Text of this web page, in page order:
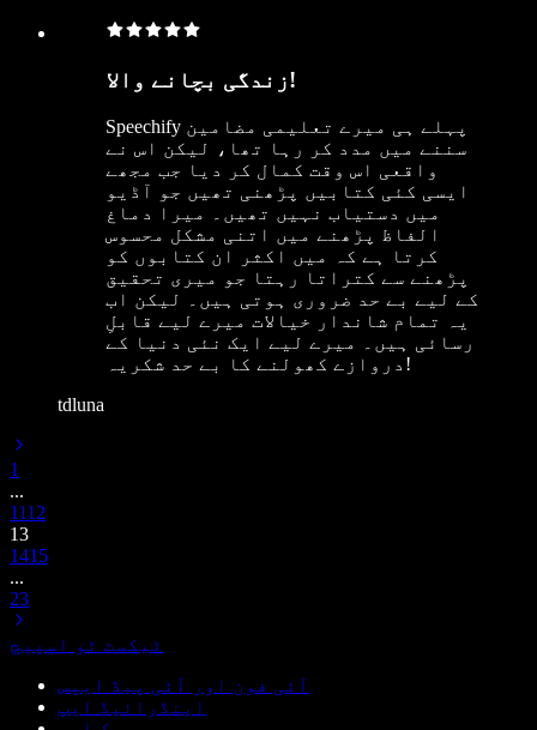
زندگی بچانے والا!
Speechify پہلے ہی میرے تعلیمی مضامین
سننے میں مدد کر رہا تھا، لیکن اس نے
واقعی اس وقت کمال کر دیا جب مجھے
ایسی کئی کتابیں پڑھنی تھیں جو آڈیو
میں دستیاب نہیں تھیں۔ میرا دماغ
الفاظ پڑھنے میں اتنی مشکل محسوس
کرتا ہے کہ میں اکثر ان کتابوں کو
پڑھنے سے کتراتا رہتا جو میری تحقیق
کے لیے بے حد ضروری ہوتی ہیں۔ لیکن اب
یہ تمام شاندار خیالات میرے لیے قابلِ
رسائی ہیں۔ میرے لیے ایک نئی دنیا کے
دروازے کھولنے کا بے حد شکریہ!
tdluna
1
...
1112
13
1415
...
23
ٹیکسٹ ٹو اسپیچ
آئی فون اور آئی پیڈ ایپس
اینڈرائیڈ ایپ